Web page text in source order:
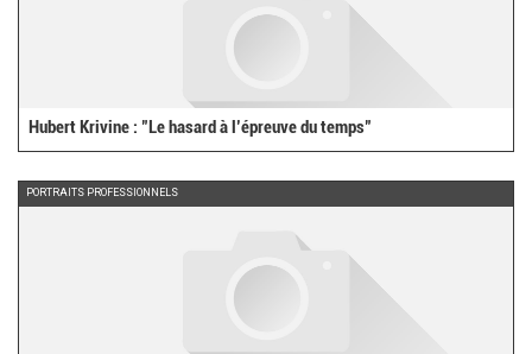
Hubert Krivine : "Le hasard à l’épreuve du temps"
PORTRAITS PROFESSIONNELS